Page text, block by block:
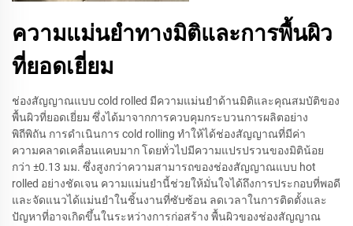
ความแม่นยำทางมิติและการพื้นผิว
ที่ยอดเยี่ยม
ช่องสัญญาณแบบ cold rolled มีความแม่นยำด้านมิติและคุณสมบัติของ
พื้นผิวที่ยอดเยี่ยม ซึ่งได้มาจากการควบคุมกระบวนการผลิตอย่าง
พิถีพิถัน การดำเนินการ cold rolling ทำให้ได้ช่องสัญญาณที่มีค่า
ความคลาดเคลื่อนแคบมาก โดยทั่วไปมีความแปรปรวนของมิติน้อย
กว่า ±0.13 มม. ซึ่งสูงกว่าความสามารถของช่องสัญญาณแบบ hot
rolled อย่างชัดเจน ความแม่นยำนี้ช่วยให้มั่นใจได้ถึงการประกอบที่พอดี
และจัดแนวได้แม่นยำในชิ้นงานที่ซับซ้อน ลดเวลาในการติดตั้งและ
ปัญหาที่อาจเกิดขึ้นในระหว่างการก่อสร้าง พื้นผิวของช่องสัญญาณ